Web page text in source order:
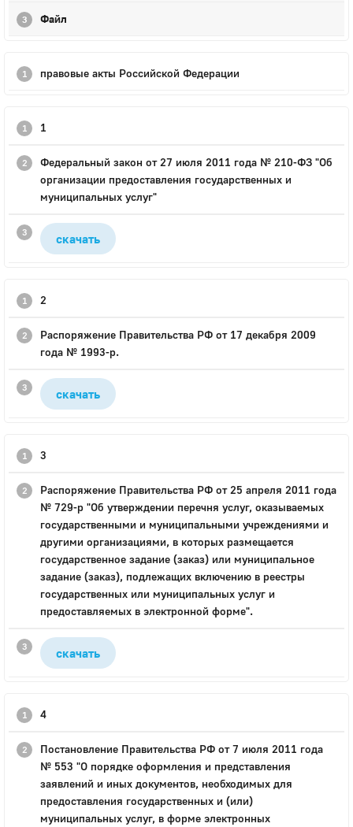
Файл
правовые акты Российской Федерации
1
Федеральный закон от 27 июля 2011 года № 210-ФЗ "Об
организации предоставления государственных и
муниципальных услуг"
скачать
2
Распоряжение Правительства РФ от 17 декабря 2009
года № 1993-р.
скачать
3
Распоряжение Правительства РФ от 25 апреля 2011 года
№ 729-р "Об утверждении перечня услуг, оказываемых
государственными и муниципальными учреждениями и
другими организациями, в которых размещается
государственное задание (заказ) или муниципальное
задание (заказ), подлежащих включению в реестры
государственных или муниципальных услуг и
предоставляемых в электронной форме".
скачать
4
Постановление Правительства РФ от 7 июля 2011 года
№ 553 "О порядке оформления и представления
заявлений и иных документов, необходимых для
предоставления государственных и (или)
муниципальных услуг, в форме электронных